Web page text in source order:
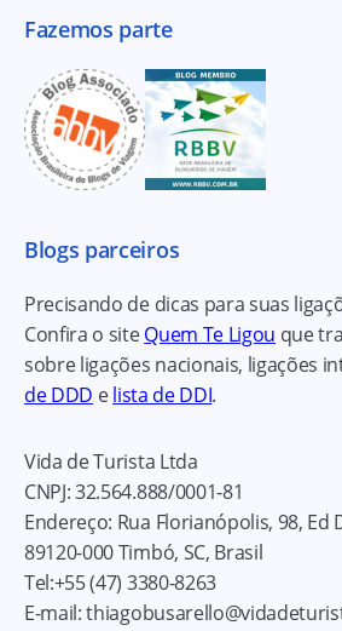
Fazemos parte
Blogs parceiros
Precisando de dicas para suas
Confira o siteQuem Te Ligou que
sobre ligações nacionais, ligações
de DDD elista de DDI.
Vida de Turista Ltda
CNPJ:32.564.888/0001-81
Endereço: Rua Florianópolis, 98, Ed
89120-000Timbó, SC, Brasil
Tel:+55 (47) 3380-8263
E-mail: